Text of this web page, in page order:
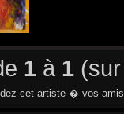
1 à 1
cet artiste � vos